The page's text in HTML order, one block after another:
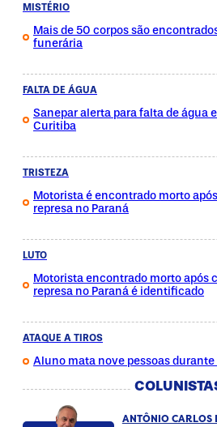
MISTÉRIO
Mais de 50 corpos são
funerária
FALTA DE ÁGUA
Sanepar alerta para falta de água
Curitiba
TRISTEZA
Motorista é encontrado morto
represa no Paraná
LUTO
Motorista encontrado morto após
represa no Paraná é identificado
ATAQUE A TIROS
Aluno mata nove pessoas
ANTÔNIO CARLOS